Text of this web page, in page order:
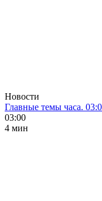
Новости
Главные темы часа.
03:00
4 мин